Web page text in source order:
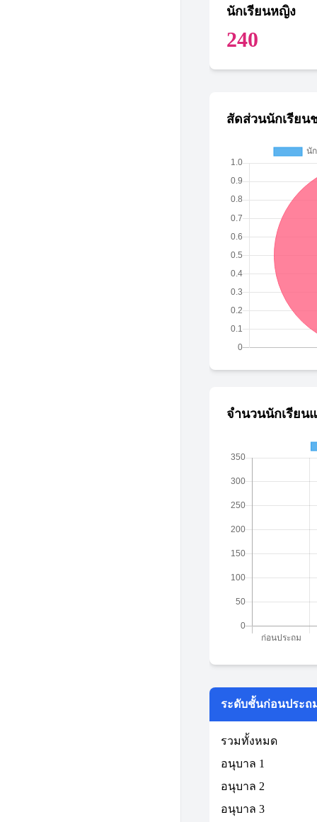
นักเรียนหญิง
240
สัดส่วนนักเรียน
จำนวนนักเรียน
ระดับชั้นก่อนประถ
รวมทั้งหมด
อนุบาล 1
อนุบาล 2
อนุบาล 3